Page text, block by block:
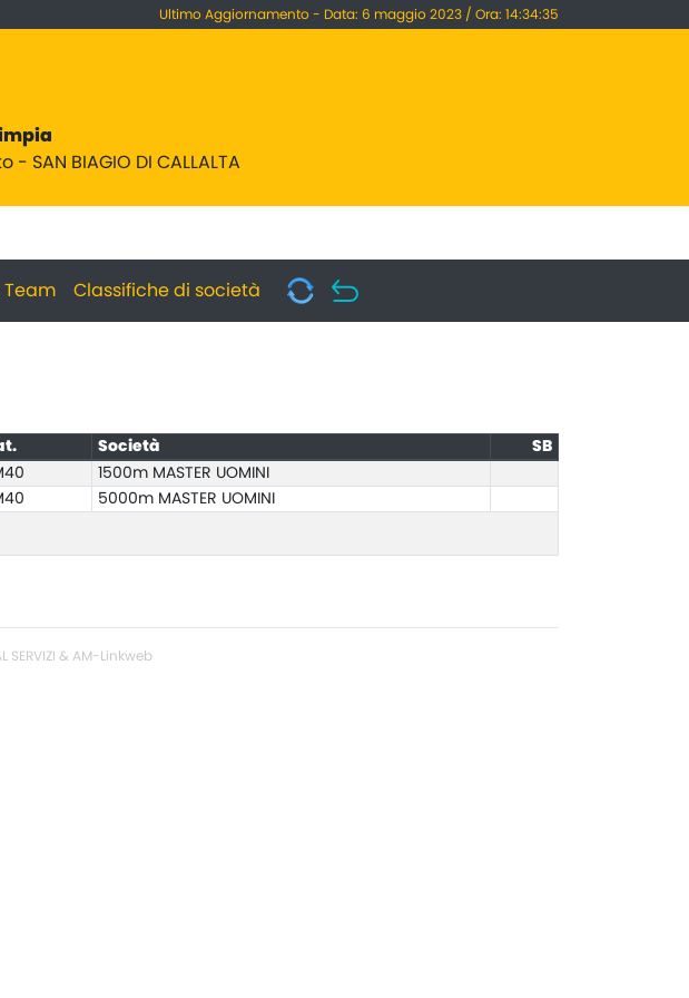
Ultimo Aggiornamento - Data: 6 maggio 2023 / Ora: 14:34:35
SAN BIAGIO DI CALLALTA
Team Classifiche di società
Società
SB
1500m MASTER UOMINI
5000m MASTER UOMINI
SERVIZI & AM-Linkweb